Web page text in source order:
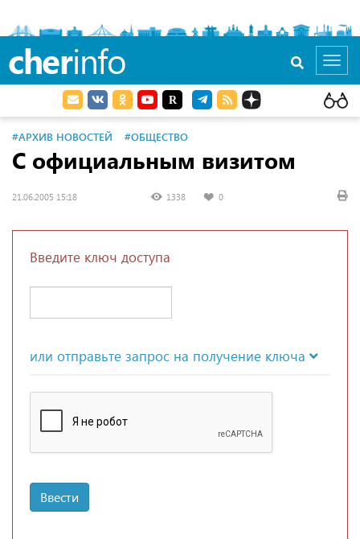
cherinfo
#АРХИВ НОВОСТЕЙ #ОБЩЕСТВО
С официальным визитом
21.06.2005 15:18 1338 0
Введите ключ доступа
или отправьте запрос на получение ключа
Ввести